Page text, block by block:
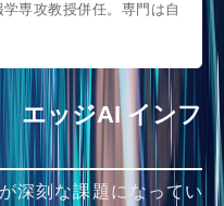
専攻教授併任。専門は自
エッジAI インフ
深刻な課題になってい